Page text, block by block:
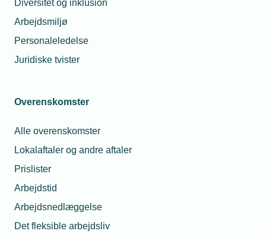
Diversitet og inklusion
Arbejdsmiljø
Personaleledelse
Juridiske tvister
Overenskomster
Alle overenskomster
Lokalaftaler og andre aftaler
Prislister
Arbejdstid
Arbejdsnedlæggelse
Det fleksible arbejdsliv
grossister og leverandører.
Sæt allerede kryds i din kalender - og tilmeld dig nu!
Arrangementsinformation
15. januar 2026
Slut
15. januar 2026-Kl. 22.00